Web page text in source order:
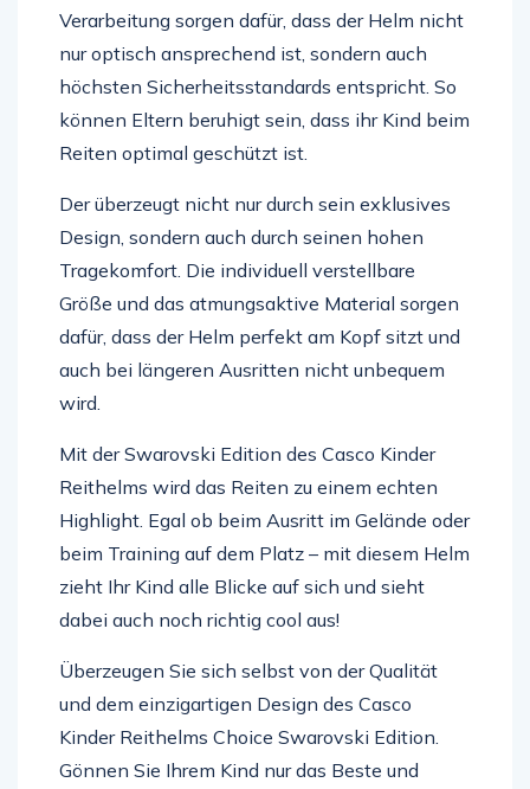
Verarbeitung sorgen dafür, dass der Helm nicht
nur optisch ansprechend ist, sondern auch
höchsten Sicherheitsstandards entspricht. So
können Eltern beruhigt sein, dass ihr Kind beim
Reiten optimal geschützt ist.
Der überzeugt nicht nur durch sein exklusives
Design, sondern auch durch seinen hohen
Tragekomfort. Die individuell verstellbare
Größe und das atmungsaktive Material sorgen
dafür, dass der Helm perfekt am Kopf sitzt und
auch bei längeren Ausritten nicht unbequem
wird.
Mit der Swarovski Edition des Casco Kinder
Reithelms wird das Reiten zu einem echten
Highlight. Egal ob beim Ausritt im Gelände oder
beim Training auf dem Platz – mit diesem Helm
zieht Ihr Kind alle Blicke auf sich und sieht
dabei auch noch richtig cool aus!
Überzeugen Sie sich selbst von der Qualität
und dem einzigartigen Design des Casco
Kinder Reithelms Choice Swarovski Edition.
Gönnen Sie Ihrem Kind nur das Beste und